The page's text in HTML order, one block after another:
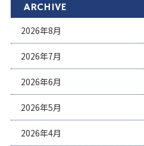
ARCHIVE
2026年8月
2026年7月
2026年6月
2026年5月
2026年4月